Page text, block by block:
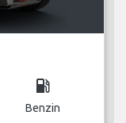
local_gas_station
Benzin